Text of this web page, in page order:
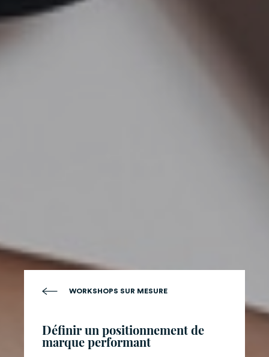
WORKSHOPS SUR MESURE
Définir un positionnement de
marque performant